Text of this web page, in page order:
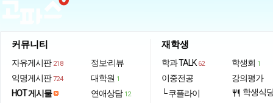
커뮤니티
자유게시판 218
익명게시판 724
HOT 게시물
정보·리뷰
대학원 1
연애상담 12
재학생
학과 TALK 62
이중전공
└ 쿠플라이
학생회 1
강의평가
restaurant 학생식